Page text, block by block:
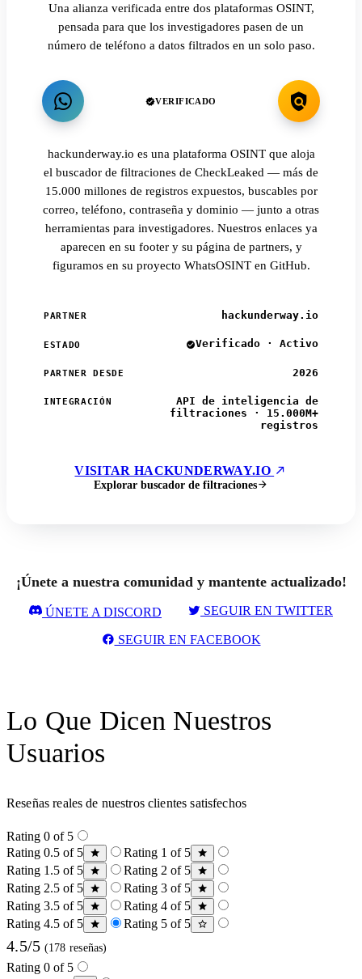
Una alianza verificada entre dos plataformas OSINT,
pensada para que los investigadores pasen de un
número de teléfono a datos filtrados en un solo paso.
VERIFICADO
hackunderway.io es una plataforma OSINT que aloja
el buscador de filtraciones de CheckLeaked — más de
15.000 millones de registros expuestos, buscables por
correo, teléfono, contraseña y dominio — junto a otras
herramientas para investigadores. Nuestros enlaces ya
aparecen en su footer y su página de partners, y
figuramos en su proyecto WhatsOSINT en GitHub.
PARTNER hackunderway.io
ESTADO Verificado · Activo
PARTNER DESDE 2026
INTEGRACIÓN
API de inteligencia de
filtraciones · 15.000M+
registros
VISITAR HACKUNDERWAY.IO
Explorar buscador de filtraciones
¡Únete a nuestra comunidad y mantente actualizado!
ÚNETE A DISCORD SEGUIR EN TWITTER
SEGUIR EN FACEBOOK
Lo Que Dicen Nuestros
Usuarios
Reseñas reales de nuestros clientes satisfechos
Rating 0 of 5
Rating 0.5 of 5
Rating 1 of 5
Rating 1.5 of 5
Rating 2 of 5
Rating 2.5 of 5
Rating 3 of 5
Rating 3.5 of 5
Rating 4 of 5
Rating 4.5 of 5
Rating 5 of 5
4.5/5 (178 reseñas)
Rating 0 of 5